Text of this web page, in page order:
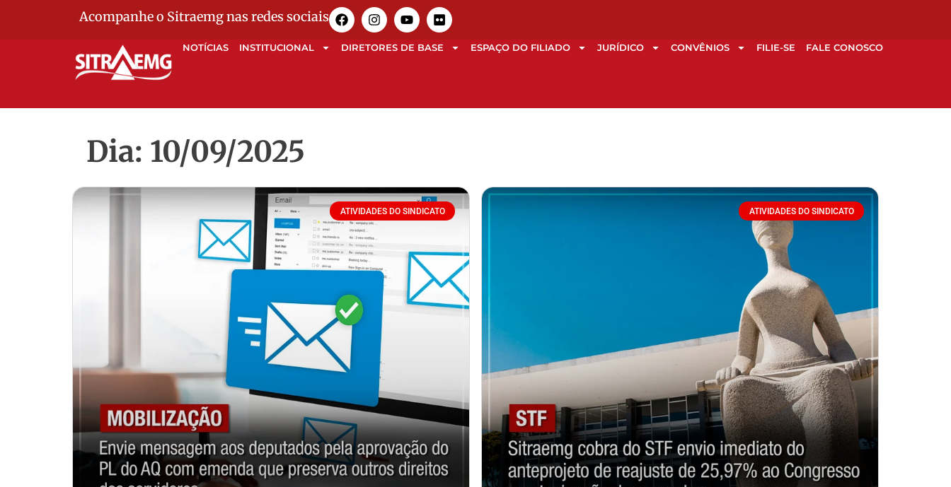
Acompanhe o Sitraemg nas redes sociais
NOTÍCIAS INSTITUCIONAL DIRETORES DE BASE ESPAÇO DO FILIADO JURÍDICO CONVÊNIOS FILIE-SE FALE CONOSCO
Dia: 10/09/2025
ATIVIDADES DO SINDICATO ATIVIDADES DO SINDICATO